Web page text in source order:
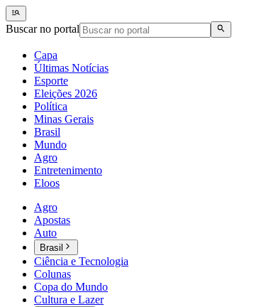
Buscar no portal
Capa
Últimas Notícias
Esporte
Eleições 2026
Política
Minas Gerais
Brasil
Mundo
Agro
Entretenimento
Eloos
Agro
Apostas
Auto
Brasil
Ciência e Tecnologia
Colunas
Copa do Mundo
Cultura e Lazer